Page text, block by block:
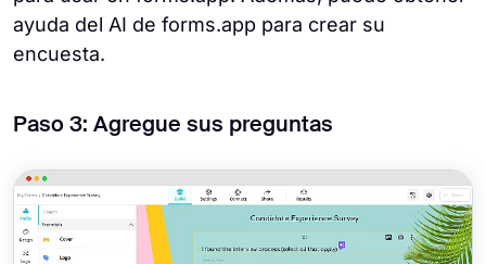
ayuda del AI de forms.app para crear su
encuesta.
Paso 3: Agregue sus preguntas